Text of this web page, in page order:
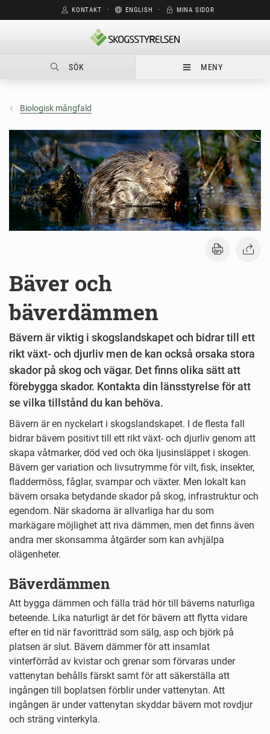
KONTAKT ⋅ ENGLISH ⋅ MINA SIDOR
SÖK MENY
Biologisk mångfald
Bäver och
bäverdämmen
Bävern är viktig i skogslandskapet och bidrar till ett
rikt växt- och djurliv men de kan också orsaka stora
skador på skog och vägar. Det finns olika sätt att
förebygga skador. Kontakta din länsstyrelse för att
se vilka tillstånd du kan behöva.
Bävern är en nyckelart i skogslandskapet. I de flesta fall
bidrar bävern positivt till ett rikt växt- och djurliv genom att
skapa våtmarker, död ved och öka ljusinsläppet i skogen.
Bävern ger variation och livsutrymme för vilt, fisk, insekter,
fladdermöss, fåglar, svampar och växter. Men lokalt kan
bävern orsaka betydande skador på skog, infrastruktur och
egendom. När skadorna är allvarliga har du som
markägare möjlighet att riva dämmen, men det finns även
andra mer skonsamma åtgärder som kan avhjälpa
olägenheter.
Bäverdämmen
Att bygga dämmen och fälla träd hör till bäverns naturliga
beteende. Lika naturligt är det för bävern att flytta vidare
efter en tid när favoritträd som sälg, asp och björk på
platsen är slut. Bävern dämmer för att insamlat
vinterförråd av kvistar och grenar som förvaras under
vattenytan behålls färskt samt för att säkerställa att
ingången till boplatsen förblir under vattenytan. Att
ingången är under vattenytan skyddar bävern mot rovdjur
och sträng vinterkyla.